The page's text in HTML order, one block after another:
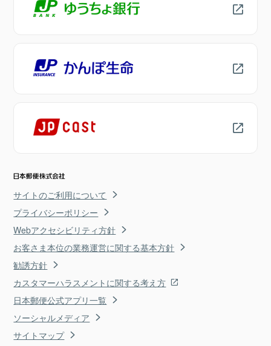
サイトのご利用について
プライバシーポリシー
Webアクセシビリティ方針
お客さま本位の業務運営に関する基本方針
勧誘方針
カスタマーハラスメントに関する考え方
日本郵便公式アプリ一覧
ソーシャルメディア
サイトマップ